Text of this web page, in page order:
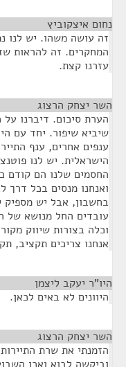
נחום איצקוביץ
זה עושה משהו. יש לנו
המחקרים. זה להראות
עזרנו קצת.
השר יצחק הרצוג
הערת סיכום. דיברנו
שיביא שיפור. יחד עם
ענפים אחרים, ענף
הישראלית. יש לנו
החסמים שלנו הם קודם
ואנחנו מנסים בכל דרך
בחשבון, אבל יש מספיק
עובדים החל מנושא של
וכלה בצורות שיווק
אנחנו צריכים תקציב,
היו"ר יעקב ליצמן
היוונים לא באים לכאן.
השר יצחק הרצוג
הזמנתי את שרת